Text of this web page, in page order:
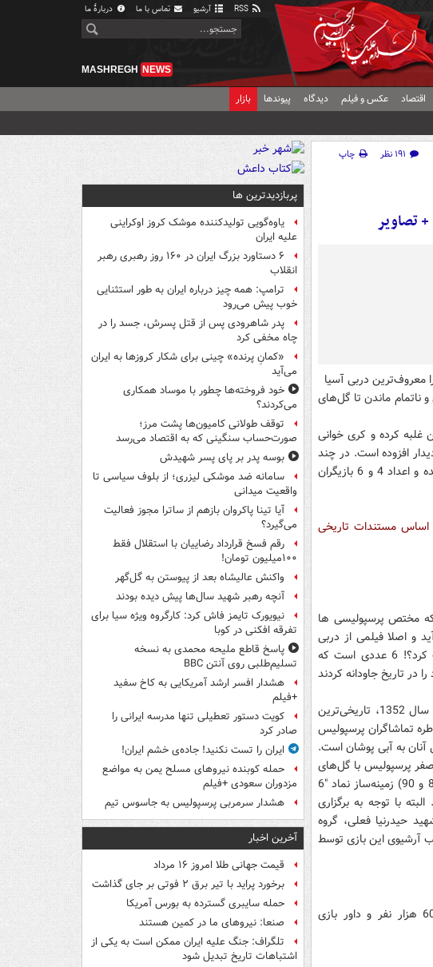
آرشیو تماس با ما دربارهٔ ما
MASHREGH NEWS
اقتصاد عکس و فیلم دیدگاه پیوندها بازار
۱۹۱ نظر
چاپ
تصاویر
معروف‌ترین دربی آسیا
و ناتمام ماندن تا گل‌های
حاشیه بر متن غلبه کرده و کری خوانی
افزوده است. در چند
سال اخیر نقش انگشتان دستها در نمایش این کری خوانی ها بیشتر شده و اعداد 4 و 6 بازیگران
مستندات تاریخی
خیلی از استقلالی ها می گویند نشان دادن عدد 6 که مختص پرسپولیسی ها
و اصلا فیلمی از دربی
معروف شش تایی ها موجود نیست اما مگر می شود تاریخ را تحریف کرد؟! 6 عددی است که
آنها در شانزدهم شهریور سال 52 این عدد را در تاریخ جاودانه کردند
دوازدهمین رویارویی استقلال و پرسپولیس در روز شانزدهم شهریورماه سال 1352، تاریخی‌ترین
تماشاگران پرسپولیس
به آبی پوشان است.
در آن با 6 گل حریفش را شکست داد. برتری 6 بر صفر پرسپولیس با گل‌های
حسین کلانی (32)، ایرج سلیمانی (45 و 56) و همایون بهزادی (50 و 86 و 90) زمینه‌ساز نماد "6
با توجه به برگزاری
کشتی آزاد 1972 در ورزشگاه شهید حیدرنیا فعلی، گروه
آرشیوی این بازی توسط
بی تردید همایون بهزادی ستاره این دیدار بود. تماشاگر این دیدار 60 هزار نفر و داور بازی
پربازدیدترین ها
یاوه‌گویی تولیدکننده موشک کروز اوکراینی
علیه ایران
۶ دستاورد بزرگ ایران در ۱۶۰ روز رهبری رهبر
انقلاب
ترامپ: همه چیز درباره ایران به طور استثنایی
خوب پیش می‌رود
پدر شاهرودی پس از قتل پسرش، جسد را در
چاه مخفی کرد
«کمانِ پرنده» چینی برای شکار کروزها به ایران
می‌آید
خود فروخته‌ها چطور با موساد همکاری
می‌کردند؟
توقف طولانی کامیون‌ها پشت مرز؛
صورت‌حساب سنگینی که به اقتصاد می‌رسد
بوسه‌ پدر بر پای پسر شهیدش
سامانه ضد موشکی لیزری؛ از بلوف سیاسی تا
واقعیت میدانی
آیا تینا پاکروان بازهم از ساترا مجوز فعالیت
می‌گیرد؟
رقم فسخ قرارداد رضاییان با استقلال فقط
۱۰۰میلیون تومان!
واکنش عالیشاه بعد از پیوستن به گل‌گهر
آنچه رهبر شهید سال‌ها پیش دیده بودند
نیویورک تایمز فاش کرد: کارگروه ویژه سیا برای
تفرقه افکنی در کوبا
پاسخ قاطع ملیحه محمدی به نسخه
تسلیم‌طلبی روی آنتن BBC
هشدار افسر ارشد آمریکایی به کاخ سفید
+فیلم
کویت دستور تعطیلی تنها مدرسه ایرانی را
صادر کرد
ایران را تست نکنید! جاده‌ی خشم ایران!
حمله کوبنده نیروهای مسلح یمن به مواضع
مزدوران سعودی +فیلم
هشدار سرمربی پرسپولیس به جاسوس تیم
آخرین اخبار
قیمت جهانی طلا امروز ۱۶ مرداد
برخورد پراید با تیر برق ۲ فوتی بر جای گذاشت
حمله سایبری گسترده به بورس آمریکا
صنعا: نیروهای ما در کمین‌ هستند
تلگراف: جنگ علیه ایران ممکن است به یکی از
اشتباهات تاریخ تبدیل شود